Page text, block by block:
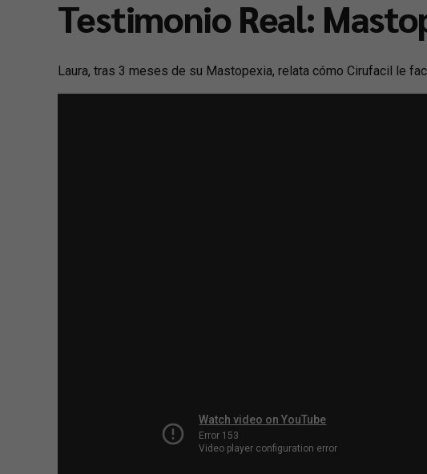
Testimonio Real:
Laura, tras 3 meses de su Mastopexia, relata cómo Cirufacil le